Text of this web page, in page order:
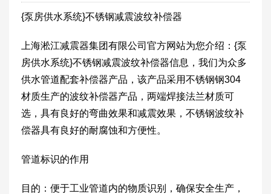
{泵房供水系统}不锈钢减震波纹补偿器
上海淞江减震器集团有限公司官方网站为您介绍：{泵
房供水系统}不锈钢减震波纹补偿器信息，我们为众多
供水管道配套补偿器产品，该产品采用不锈钢钢304
材质生产的波纹补偿器产品，两端焊接法兰材质可
选，具有良好的弯曲效果和减震效果，不锈钢波纹补
偿器具有良好的耐腐蚀和方便性。
管道标识的作用
目的：便于工业管道内的物质识别，确保安全生产，